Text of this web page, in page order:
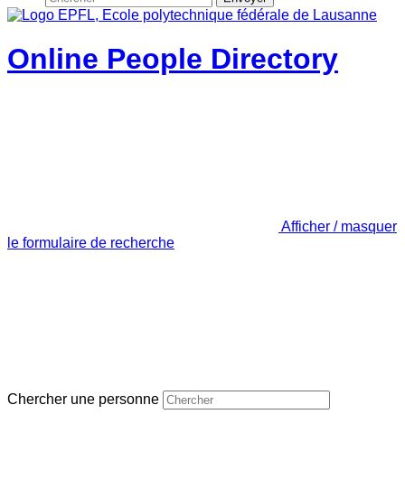
Online People Directory
Afficher / masquer
le formulaire de recherche
Chercher une personne